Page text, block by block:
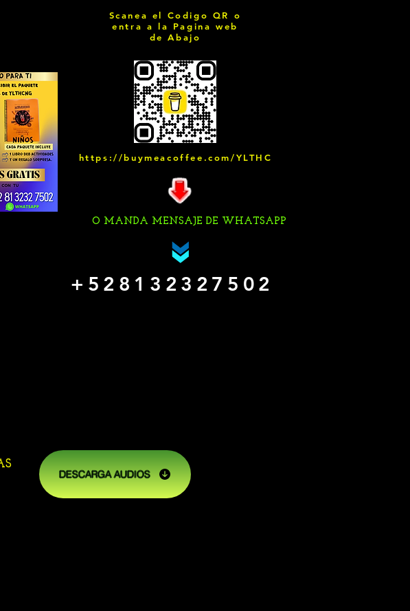
Scanea el Codigo QR o
entra a la Pagina web
de Abajo
https://buymeacoffee.com/YLTHC
O MANDA MENSAJE DE WHATSAPP
+528132327502
DESCARGA AUDIOS